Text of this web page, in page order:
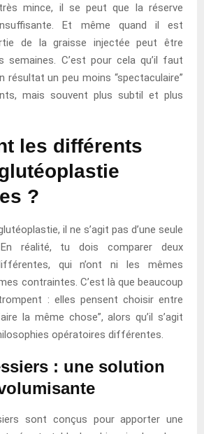
mince, il se peut que la réserve
Et même quand il est
de la graisse injectée peut être
semaines. C’est pour cela qu’il faut
résultat un peu moins “spectaculaire”
mais souvent plus subtil et plus
les différents
?
il ne s’agit pas d’une seule
réalité, tu dois comparer deux
qui n’ont ni les mêmes
contraintes. C’est là que beaucoup
: elles pensent choisir entre
la même chose”, alors qu’il s’agit
opératoires différentes.
: une solution
sont conçus pour apporter une